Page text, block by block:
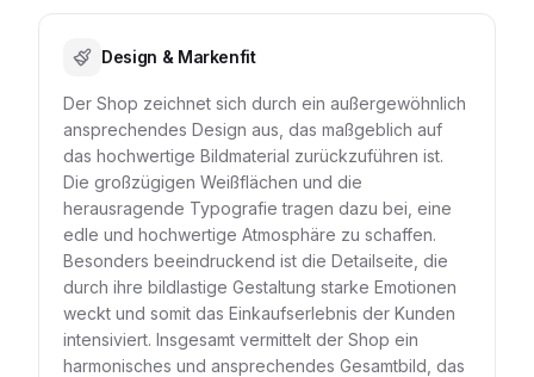
Design & Markenfit
Der Shop zeichnet sich durch ein außergewöhnlich
ansprechendes Design aus, das maßgeblich auf
das hochwertige Bildmaterial zurückzuführen ist.
Die großzügigen Weißflächen und die
herausragende Typografie tragen dazu bei, eine
edle und hochwertige Atmosphäre zu schaffen.
Besonders beeindruckend ist die Detailseite, die
durch ihre bildlastige Gestaltung starke Emotionen
weckt und somit das Einkaufserlebnis der Kunden
intensiviert. Insgesamt vermittelt der Shop ein
harmonisches und ansprechendes Gesamtbild, das